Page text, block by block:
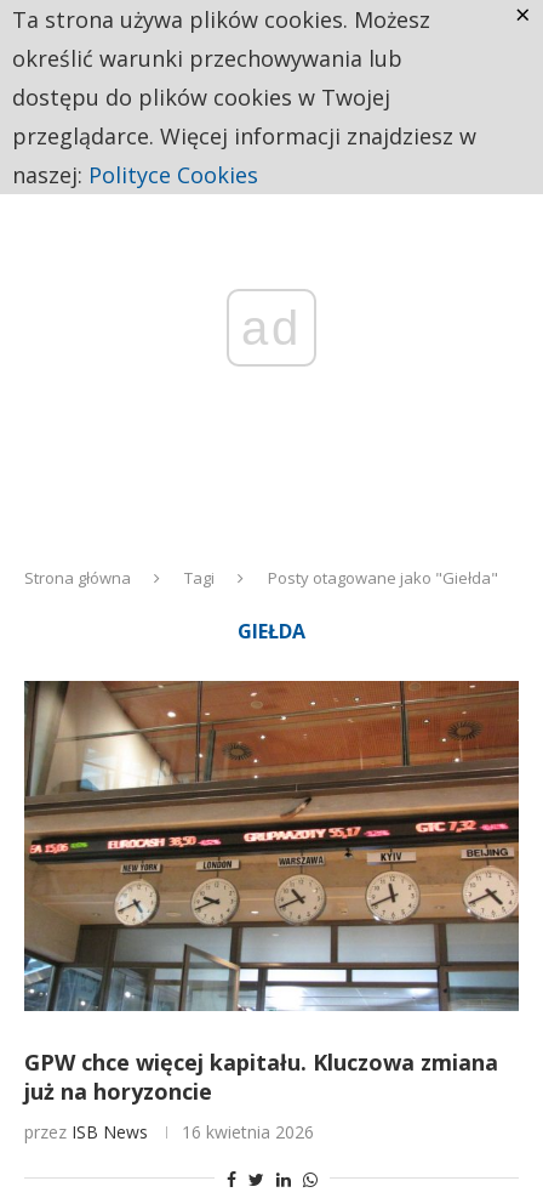
ad
Strona główna Tagi Posty otagowane jako "Giełda"
GIEŁDA
GPW chce więcej kapitału. Kluczowa zmiana
już na horyzoncie
przez ISB News 16 kwietnia 2026
Ta strona używa plików cookies. Możesz
określić warunki przechowywania lub
dostępu do plików cookies w Twojej
przeglądarce. Więcej informacji znajdziesz w
naszej: Polityce Cookies
×